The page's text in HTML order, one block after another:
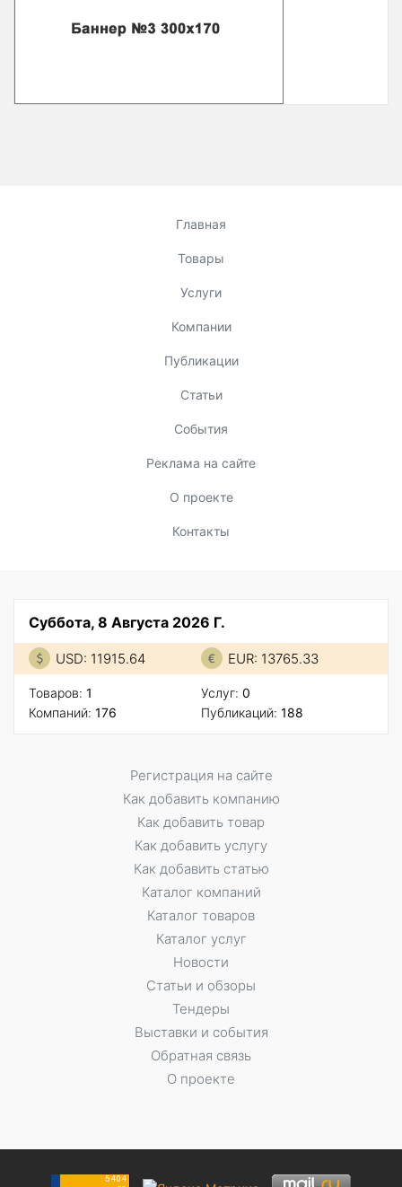
Главная
Товары
Услуги
Компании
Публикации
Статьи
События
Реклама на сайте
О проекте
Контакты
Суббота, 8 Августа 2026 Г.
USD: 11915.64 EUR: 13765.33
Товаров: 1
Компаний: 176
Услуг: 0
Публикаций: 188
Регистрация на сайте
Как добавить компанию
Как добавить товар
Как добавить услугу
Как добавить статью
Каталог компаний
Каталог товаров
Каталог услуг
Новости
Статьи и обзоры
Тендеры
Выставки и события
Обратная связь
О проекте